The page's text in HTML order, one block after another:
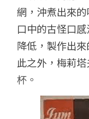
網，沖煮出來
口中的古怪口
降低，製作出
此之外，梅莉
杯 。